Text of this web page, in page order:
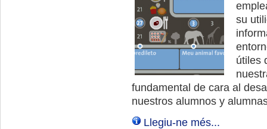
su
útiles
fundamental de cara al
nuestros alumnos y
Llegiu-ne més...